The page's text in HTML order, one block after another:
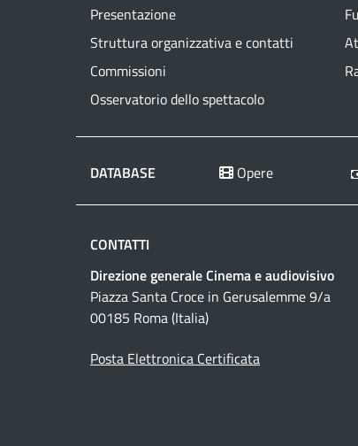
Presentazione
Struttura organizzativa e contatti
Commissioni
Osservatorio dello spettacolo
DATABASE Opere
CONTATTI
Direzione generale Cinema e audiovisivo
Piazza Santa Croce in Gerusalemme 9/a
00185 Roma (Italia)
Posta Elettronica Certificata